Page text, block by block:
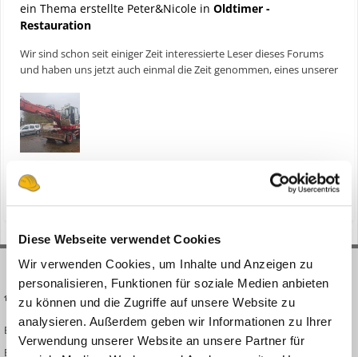
Diese Webseite verwendet Cookies
Wir verwenden Cookies, um Inhalte und Anzeigen zu
personalisieren, Funktionen für soziale Medien anbieten
zu können und die Zugriffe auf unsere Website zu
analysieren. Außerdem geben wir Informationen zu Ihrer
Verwendung unserer Website an unsere Partner für
ein Thema erstellte Peter&Nicole in Oldtimer -
Restauration
Wir sind schon seit einiger Zeit interessierte Leser dieses Forums
und haben uns jetzt auch einmal die Zeit genommen, eines unserer
einen Nobas UB 642 BJ 1992 zugelegt. Dieser war auf den ersten
Blick in einem noch brauchbarem Zustand, d...
26. Oktober 2017
restauration nobas ub 642
BAUFORUM24
Bauforum24 News
Bauforum24 TV
FORUM LINKS
Registrieren
Anmelden